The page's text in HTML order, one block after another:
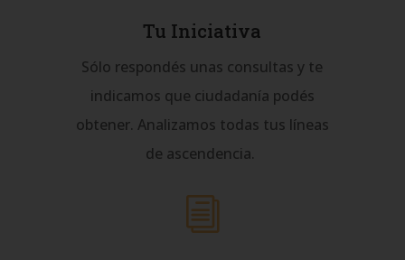
Tu Iniciativa
Sólo respondés unas consultas y te
indicamos que ciudadanía podés
obtener. Analizamos todas tus líneas
de ascendencia.
i